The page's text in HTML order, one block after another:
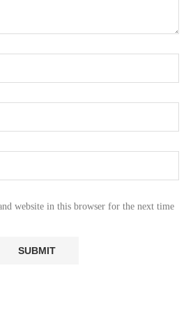
website in this browser for the next time